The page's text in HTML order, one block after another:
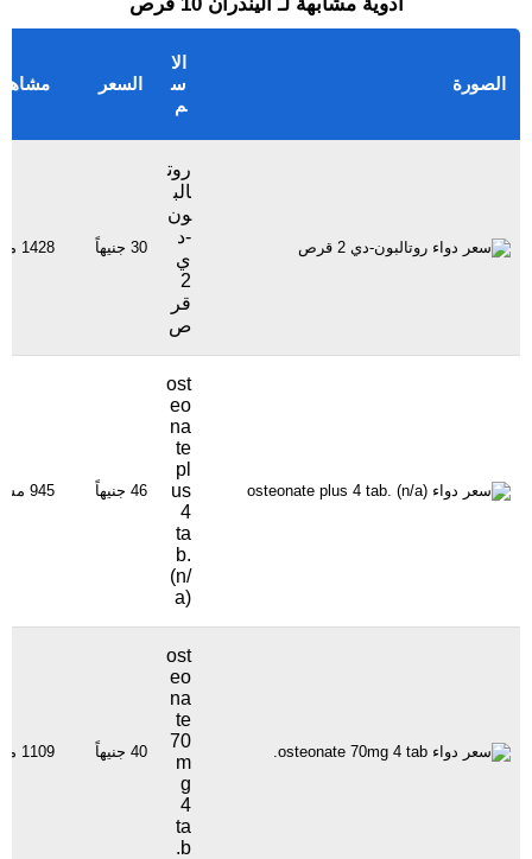
الصورة
الا
س
م
السعر
روت
الب
ون
-د
ي
2
قر
ص
30 جنيهاً 1428 مشاهدة
ost
eo
na
te
pl
us
4
ta
b.
(n/
a)
46 جنيهاً 945 مشاهدة
ost
eo
na
te
70
m
g
4
ta
b.
40 جنيهاً 1109 مشاهدة